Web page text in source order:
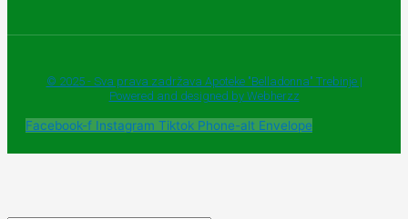
© 2025 - Sva prava zadržava Apoteke "Belladonna" Trebinje |
Powered and designed by Webherzz
Facebook-f Instagram Tiktok Phone-alt Envelope